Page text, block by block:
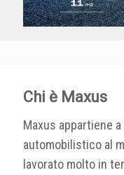
Chi è Maxus
Maxus appartiene
automobilistico al
lavorato molto in